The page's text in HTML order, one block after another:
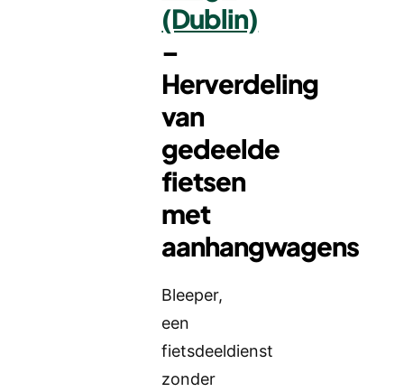
(Dublin)
–
Herverdeling
van
gedeelde
fietsen
met
aanhangwagens
Bleeper,
een
fietsdeeldienst
zonder